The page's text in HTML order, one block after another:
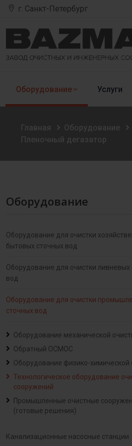
г. Санкт-Петербург
Оборудование Услуги
Главная Оборудование
Пленочный дегазатор
Оборудование
Оборудование для очистки
бытовых сточных вод
Оборудование для очистки ливневых
вод
Оборудование для очистки
сточных вод
Оборудование механической
Обратный ОСМОС
Оборудование физико-химической
Технологическое оборудование
сооружений
Промышленные очистные
(готовые решения)
Канализационные насосные станции